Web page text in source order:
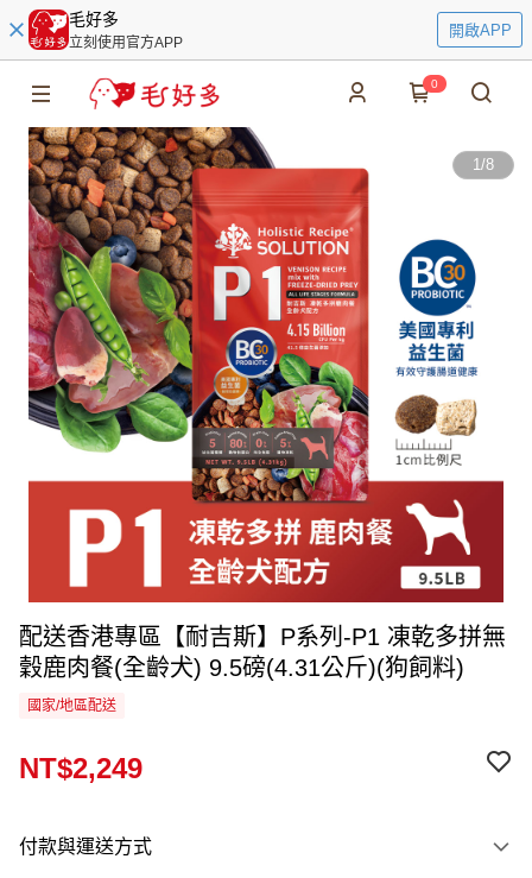
毛好多
立刻使用官方APP
開啟APP
0
1/8
配送香港專區【耐吉斯】P系列-P1 凍乾多拼無
穀鹿肉餐(全齡犬) 9.5磅(4.31公斤)(狗飼料)
國家/地區配送
NT$2,249
付款與運送方式